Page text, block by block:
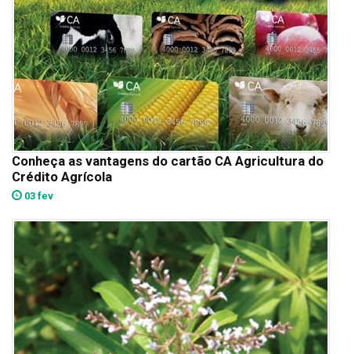
Conheça as vantagens do cartão CA Agricultura do
Crédito Agrícola
03 fev